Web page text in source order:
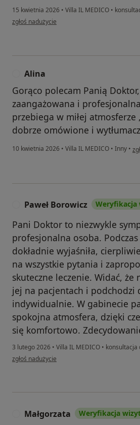
15 kwietnia 2026 • Villa IL MEDICO •
w opinii użytkownika NL
zgłoś nadużycie
Alina
Gorąco polecam Panią
zaangażowana i
przebiega w miłej atmosferze
dobrze omówione i
10 kwietnia 2026 • Villa IL MEDICO • Inny • w
Paweł Borowicz Weryfikacja
Pani Doktor to niezwykle
profesjonalna osoba.
dokładnie wyjaśniła,
na wszystkie pytania i
skuteczne leczenie. Widać, że
jej na pacjentach i podchodzi
indywidualnie. W gabinecie
spokojna atmosfera, dzięki
się komfortowo.
3 lutego 2026 • Villa IL MEDICO • konsultacja
w opinii użytkownika Paweł Borowicz
zgłoś nadużycie
Małgorzata Weryfikacja